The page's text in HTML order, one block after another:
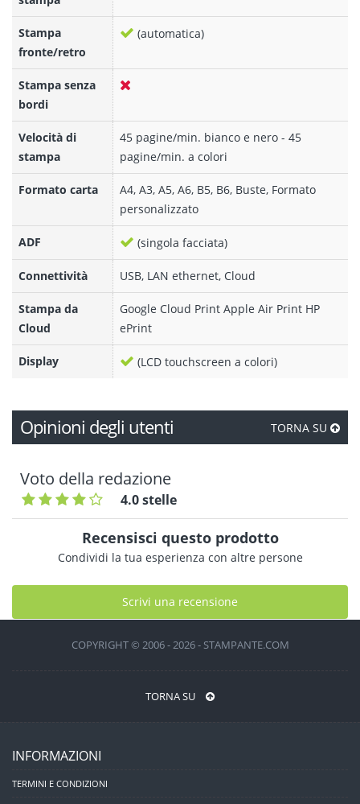
Stampa
fronte/retro
(automatica)
Stampa senza
bordi
Velocità di
stampa
45 pagine/min. bianco e nero - 45
pagine/min. a colori
Formato carta
A4, A3, A5, A6, B5, B6, Buste, Formato
personalizzato
ADF (singola facciata)
Connettività USB, LAN ethernet, Cloud
Stampa da
Cloud
Google Cloud Print Apple Air Print HP
ePrint
Display (LCD touchscreen a colori)
Opinioni degli utenti TORNA SU
Voto della redazione
4.0 stelle
Recensisci questo prodotto
Condividi la tua esperienza con altre persone
Scrivi una recensione
COPYRIGHT © 2006 - 2026 - STAMPANTE.COM
TORNA SU
INFORMAZIONI
TERMINI E CONDIZIONI